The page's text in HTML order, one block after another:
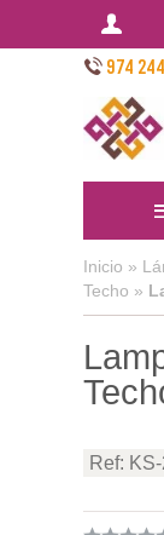
974
Inicio »
Techo »
Ref: